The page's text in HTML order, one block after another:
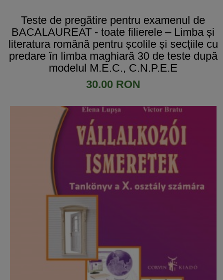
Teste de pregătire pentru examenul de
BACALAUREAT - toate filierele – Limba și
literatura română pentru școlile și secțiile cu
predare în limba maghiară 30 de teste după
modelul M.E.C., C.N.P.E.E
30.00 RON